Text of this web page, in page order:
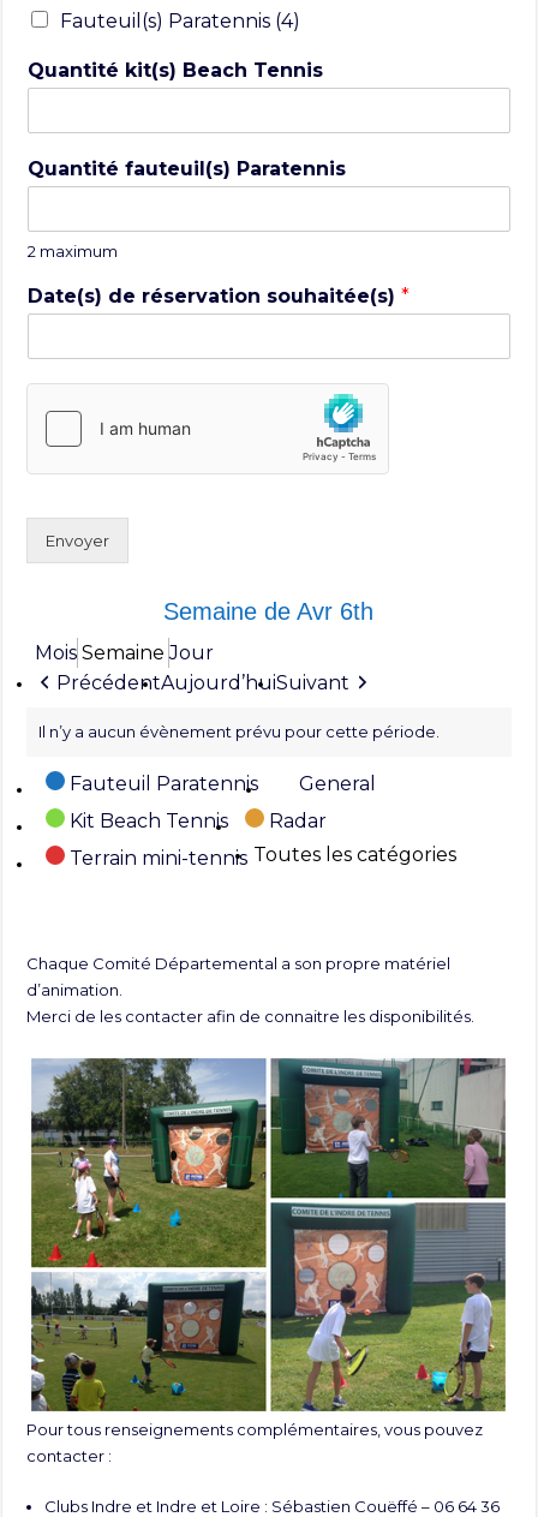
Fauteuil(s) Paratennis (4)
Quantité kit(s) Beach Tennis
Quantité fauteuil(s) Paratennis
2 maximum
Date(s) de réservation souhaitée(s)*
Envoyer
Semaine de Avr 6th
Mois Semaine Jour
PrécédentAujourd’huiSuivant
Il n’y a aucun évènement prévu pour cette période.
Catégories
Fauteuil Paratennis
General
Kit Beach Tennis
Radar
Terrain mini-tennis Toutes les catégories
Chaque Comité Départemental a son propre matériel
d’animation.
Merci de les contacter afin de connaitre les disponibilités.
Pour tous renseignements complémentaires, vous pouvez
contacter :
Clubs Indre et Indre et Loire : Sébastien Couëffé – 06 64 36